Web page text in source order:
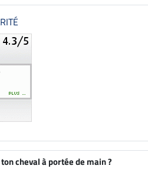
cheval à portée de main ?